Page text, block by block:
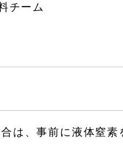
チーム
は、事前に液体窒